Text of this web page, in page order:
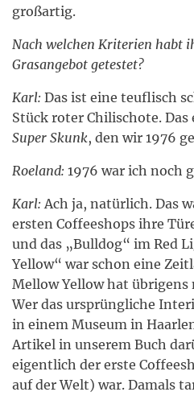
großartig.
Nach welchen Kriterien habt
Grasangebot getestet?
Karl: Das ist eine teuflisch
Stück roter Chilischote.
Super Skunk, den wir 1976
Roeland: 1976 war ich noch
Karl: Ach ja, natürlich. Das
ersten Coffeeshops ihre
und das „Bulldog“ im Red
Yellow“ war schon eine
Mellow Yellow hat übrigens
Wer das ursprüngliche
in einem Museum in
Artikel in unserem Buch
eigentlich der erste
auf der Welt) war. Damals